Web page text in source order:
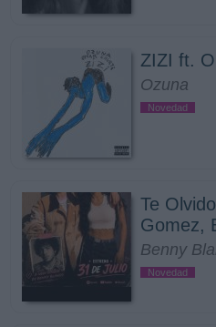
ZIZI ft.
Ozuna
Novedad
Te
Gomez,
Benny
Novedad